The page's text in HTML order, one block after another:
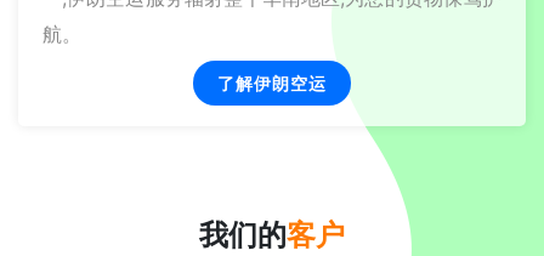
航。
了解伊朗空运
我们的客户